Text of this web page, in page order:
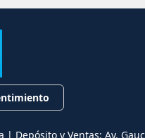
y Ventas: Av.